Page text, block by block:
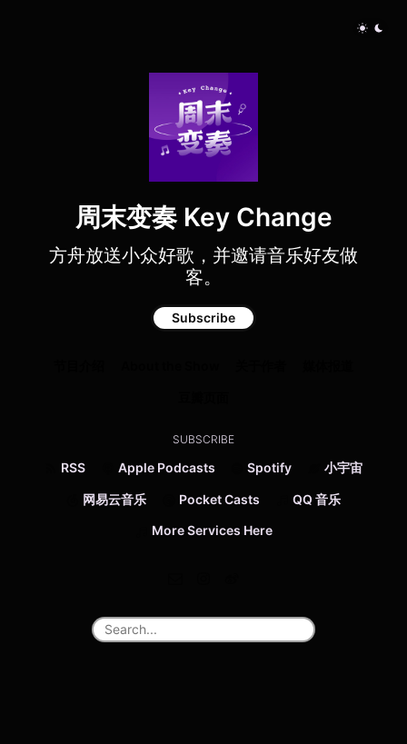
周末变奏 Key Change
方舟放送小众好歌，并邀请音乐好友做
客。
Subscribe
SUBSCRIBE
RSS Apple Podcasts Spotify 小宇宙
网易云音乐 Pocket Casts QQ 音乐
More Services Here